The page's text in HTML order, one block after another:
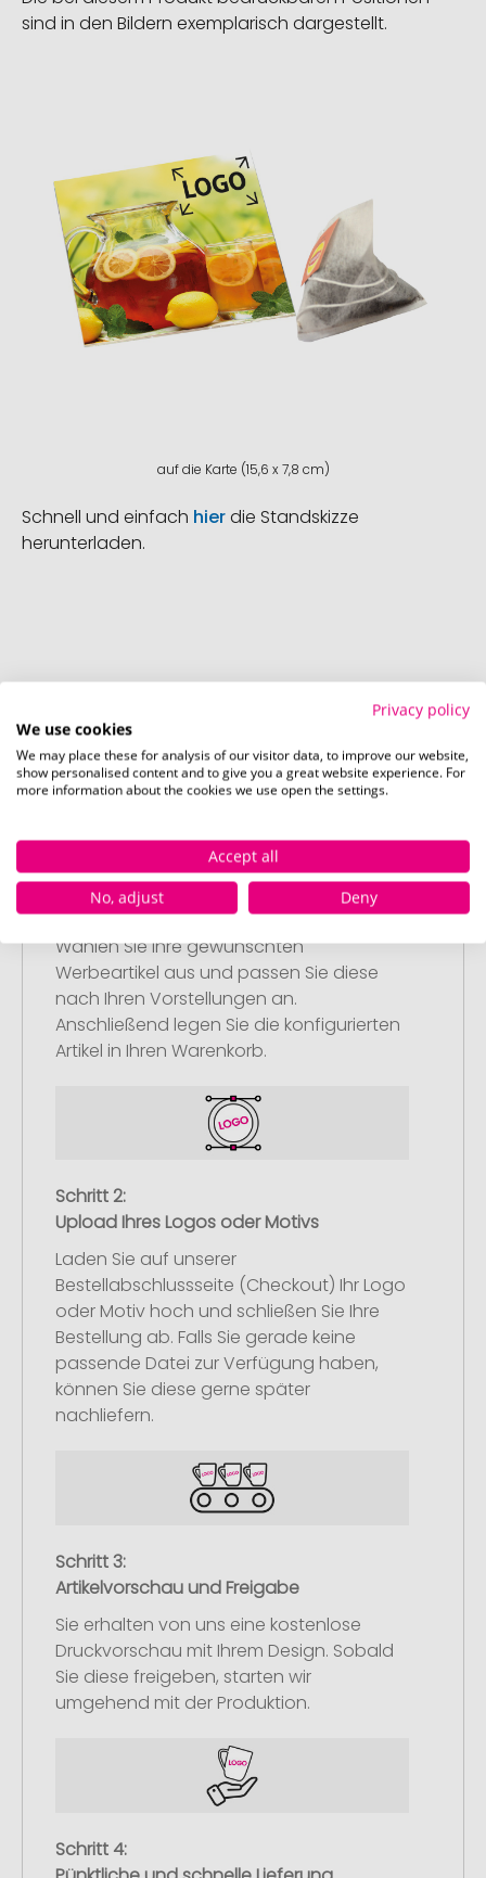
sind in den Bildern exemplarisch dargestellt.
auf die Karte (15,6 x 7,8 cm)
Schnell und einfach hierdie Standskizze
herunterladen.
So einfach bestellen Sie Ihre Werbeartikel bei
Schritt 1:
Artikelkonfiguration
Wählen Sie Ihre gewünschten
Werbeartikel aus und passen Sie diese
nach Ihren Vorstellungen an.
Anschließend legen Sie die konfigurierten
Artikel in Ihren Warenkorb.
Schritt 2:
Upload Ihres Logos oder Motivs
Laden Sie auf unserer
Bestellabschlussseite (Checkout) Ihr Logo
oder Motiv hoch und schließen Sie Ihre
Bestellung ab. Falls Sie gerade keine
passende Datei zur Verfügung haben,
können Sie diese gerne später
nachliefern.
Schritt 3:
Artikelvorschau und Freigabe
Sie erhalten von uns eine kostenlose
Druckvorschau mit Ihrem Design. Sobald
Sie diese freigeben, starten wir
umgehend mit der Produktion.
Schritt 4:
Privacy policy
We use cookies
We may place these for analysis of our visitor data, to improve our website,
show personalised content and to give you a great website experience. For
more information about the cookies we use open the settings.
Accept all
No, adjust
Deny